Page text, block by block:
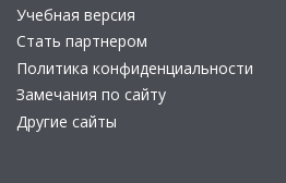
Учебная версия
Стать партнером
Политика конфиденциальности
Замечания по сайту
Другие сайты